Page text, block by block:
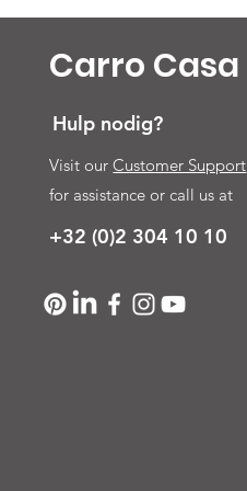
Carro Casa
Hulp nodig?
Visit ourCustomer Support
for assistance or call us at
+32 (0)2 304 10 10